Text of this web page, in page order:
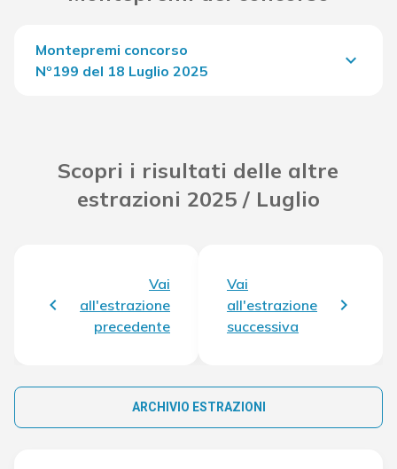
Montepremi concorso
Nº199 del 18 Luglio 2025
keyboard_arrow_down
Scopri i risultati delle altre
estrazioni 2025 / Luglio
Vai
all'estrazione
precedente
Vai
all'estrazione
successiva
ARCHIVIO ESTRAZIONI